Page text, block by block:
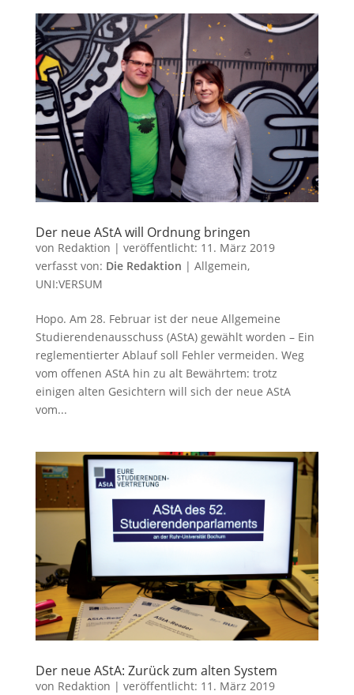
Der neue AStA will Ordnung bringen
von Redaktion | veröffentlicht: 11. März 2019
verfasst von: Die Redaktion | Allgemein,
UNI:VERSUM
Hopo. Am 28. Februar ist der neue Allgemeine
Studierendenausschuss (AStA) gewählt worden – Ein
reglementierter Ablauf soll Fehler vermeiden. Weg
vom offenen AStA hin zu alt Bewährtem: trotz
einigen alten Gesichtern will sich der neue AStA
vom...
Der neue AStA: Zurück zum alten System
von Redaktion | veröffentlicht: 11. März 2019